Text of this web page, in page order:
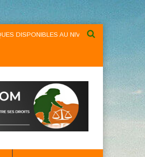
DISPONIBLES AU NIVEAU DU MENU ...NOS